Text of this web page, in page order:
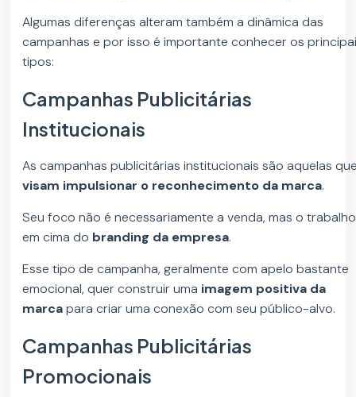
Algumas diferenças alteram também a dinâmica das
campanhas e por isso é importante conhecer os
tipos:
Campanhas Publicitárias
Institucionais
As campanhas publicitárias institucionais são aquelas
visam impulsionar o reconhecimento da marca.
Seu foco não é necessariamente a venda, mas o trabalho
em cima do branding da empresa.
Esse tipo de campanha, geralmente com apelo bastante
emocional, quer construir uma imagem positiva da
marcapara criar uma conexão com seu público-alvo.
Campanhas Publicitárias
Promocionais